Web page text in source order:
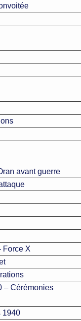
avant guerre
Force X
– Cérémonies
1940